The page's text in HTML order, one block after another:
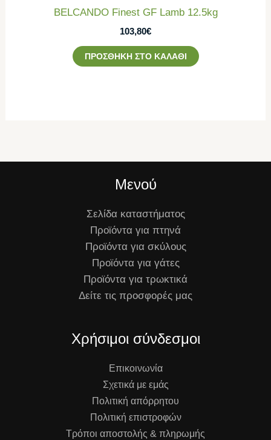
BELCANDO Finest GF Lamb 12.5kg
103,80€
ΠΡΟΣΘΉΚΗ ΣΤΟ ΚΑΛΆΘΙ
Μενού
Σελίδα καταστήματος
Προϊόντα για πτηνά
Προϊόντα για σκύλους
Προϊόντα για γάτες
Προϊόντα για τρωκτικά
Δείτε τις προσφορές μας
Χρήσιμοι σύνδεσμοι
Επικοινωνία
Σχετικά με εμάς
Πολιτική απόρρητου
Πολιτική επιστροφών
Τρόποι αποστολής & πληρωμής